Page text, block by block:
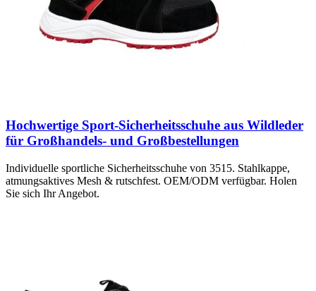
Hochwertige Sport-Sicherheitsschuhe aus Wildleder
für Großhandels- und Großbestellungen
Individuelle sportliche Sicherheitsschuhe von 3515. Stahlkappe,
atmungsaktives Mesh & rutschfest. OEM/ODM verfügbar. Holen
Sie sich Ihr Angebot.